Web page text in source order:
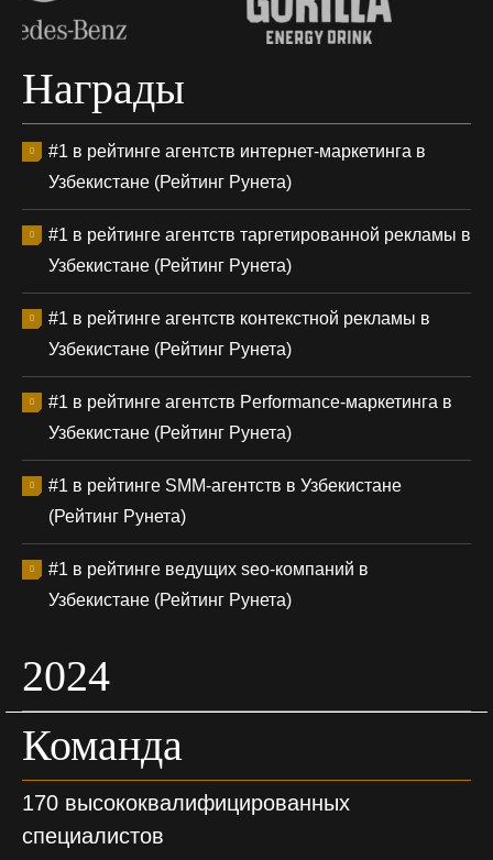
Награды
#1 в рейтинге агентств интернет-маркетинга в
Узбекистане (Рейтинг Рунета)
#1 в рейтинге агентств таргетированной рекламы в
Узбекистане (Рейтинг Рунета)
#1 в рейтинге агентств контекстной рекламы в
Узбекистане (Рейтинг Рунета)
#1 в рейтинге агентств Performance-маркетинга в
Узбекистане (Рейтинг Рунета)
#1 в рейтинге SMM-агентств в Узбекистане
(Рейтинг Рунета)
#1 в рейтинге ведущих seo-компаний в
Узбекистане (Рейтинг Рунета)
2024
Команда
170 высококвалифицированных
специалистов